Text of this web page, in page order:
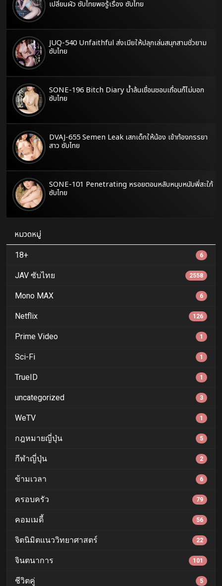
เปลี่ยนผัว ซับไทยพอรู้เรื่อง ซับไทย
JUQ-540 Unfaithful ส่งเมียให้ปลุกเล่นสนุกสามชั่วยาม
ซับไทย
SONE-196 Bitch Diary น้ำล้นเขื่อนชอบเถื่อนก็ไม่บอก
ซับไทย
DVAJ-655 Semen Leak เสกเด็กให้น้อง เข้าท้องภรรยา
สาว ซับไทย
SONE-101 Penetrating หรอยตอนหลับหนุบหนับพี่สะใภ้
ซับไทย
หมวดหมู่
18+ 6
JAV ซับไทย 2558
Mono MAX 6
Netflix 126
Prime Video 1
Sci-Fi 1
TrueID 1
uncategorized 3
WeTV 1
กฎหมายญี่ปุ่น 5
กีฬาญี่ปุ่น 2
ข้ามเวลา 6
ครอบครัว 79
คอมเมดี้ 56
จิตนิมิตแนววิทยาศาสตร์ 22
จินตนาการ 101
ชีวิตคู่ 5